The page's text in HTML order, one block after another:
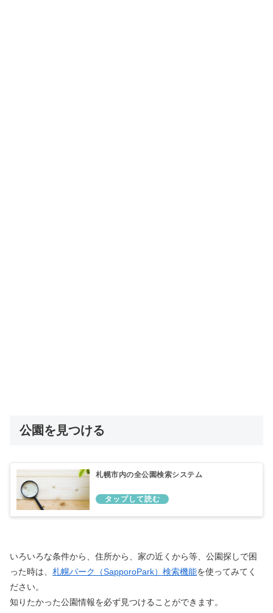
公園を見つける
札幌市内の全公園検索システム
いろいろな条件から、住所から、家の近くから等、公園探しで困
った時は、 札幌パーク（SapporoPark）検索機能を使ってみてく
ださい。
知りたかった公園情報を必ず見つけることができます。